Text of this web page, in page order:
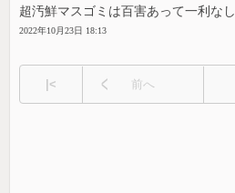
超汚鮮マスゴミは百害あって一利なし
2022年10月23日 18:13
|< 前へ